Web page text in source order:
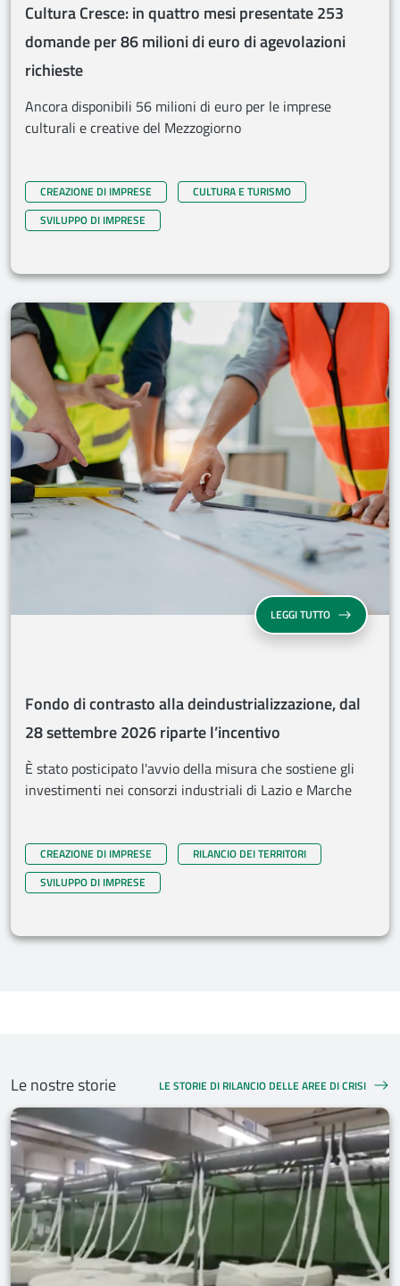
Cultura Cresce: in quattro mesi presentate 253
domande per 86 milioni di euro di agevolazioni
richieste
Ancora disponibili 56 milioni di euro per le imprese
culturali e creative del Mezzogiorno
CREAZIONE DI IMPRESE
CULTURA E TURISMO
SVILUPPO DI IMPRESE
LEGGI TUTTOFONDO DI
Fondo di contrasto alla deindustrializzazione, dal
28 settembre 2026 riparte l’incentivo
È stato posticipato l'avvio della misura che sostiene gli
investimenti nei consorzi industriali di Lazio e Marche
CREAZIONE DI IMPRESE
RILANCIO DEI TERRITORI
SVILUPPO DI IMPRESE
Le nostre storie LE STORIE DI RILANCIO DELLE AREE DI CRISI